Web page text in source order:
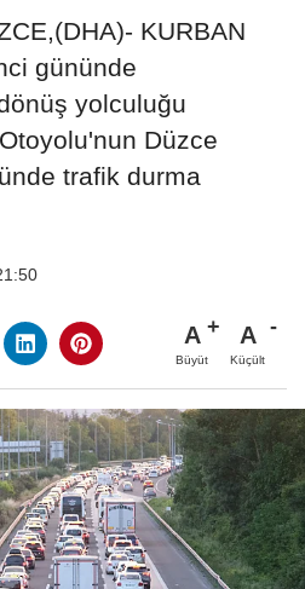
KURBAN
gününde
yolculuğu
Düzce
trafik durma
A
Büyüt
A
Küçült